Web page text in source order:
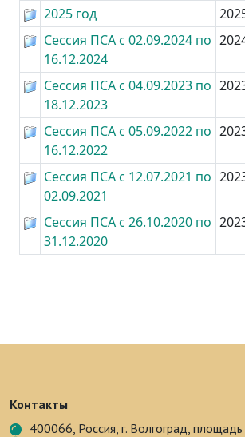
2025 год
Сессия ПСА с 02.09.2024 по
16.12.2024
Сессия ПСА с 04.09.2023 по
18.12.2023
Сессия ПСА с 05.09.2022 по
16.12.2022
Сессия ПСА с 12.07.2021 по
02.09.2021
Сессия ПСА с 26.10.2020 по
31.12.2020
Контакты
400066, Россия, г. Волгоград,